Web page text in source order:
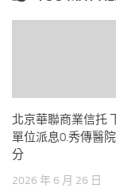
北京華聯商業信托
單位派息0.秀傳醫
分
2026 年 6 月 26 日